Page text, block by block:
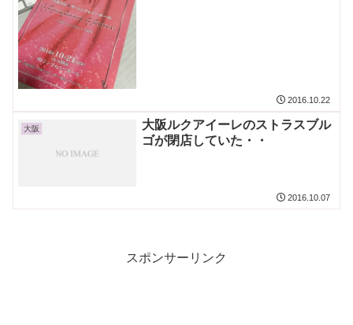
2016.10.22
大阪
大阪ルクアイーレのストラスブル
ゴが閉店していた・・
2016.10.07
スポンサーリンク